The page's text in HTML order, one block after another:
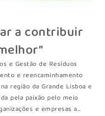
a contribuir
e Gestão de Resíduos
e reencaminhamento
região da Grande Lisboa e
pela paixão pelo meio
e empresas a…